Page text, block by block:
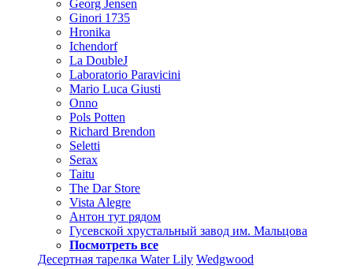
Georg Jensen
Ginori 1735
Hronika
Ichendorf
La DoubleJ
Laboratorio Paravicini
Mario Luca Giusti
Onno
Pols Potten
Richard Brendon
Seletti
Serax
Taitu
The Dar Store
Vista Alegre
Антон тут рядом
Гусевской хрустальный завод им. Мальцова
Посмотреть все
Десертная тарелка Water Lily Wedgwood